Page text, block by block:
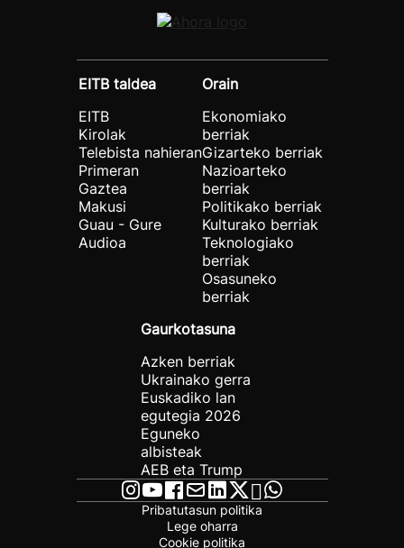
EITB taldea
EITB
Kirolak
Telebista nahieran
Primeran
Gaztea
Makusi
Guau - Gure
Audioa
Orain
Ekonomiako
berriak
Gizarteko berriak
Nazioarteko
berriak
Politikako berriak
Kulturako berriak
Teknologiako
berriak
Osasuneko
berriak
Gaurkotasuna
Azken berriak
Ukrainako gerra
Euskadiko lan
egutegia 2026
Eguneko
albisteak
AEB eta Trump
Pribatutasun politika
Lege oharra
Cookie politika